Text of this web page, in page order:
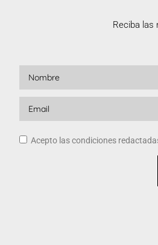
Reciba las
Acepto las condiciones